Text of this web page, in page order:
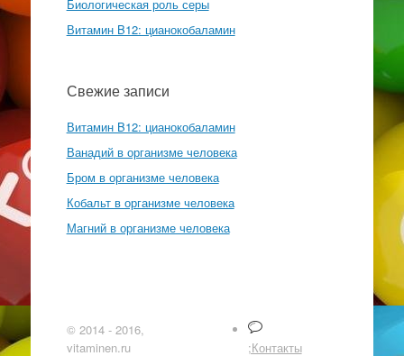
Биологическая роль серы
Витамин B12: цианокобаламин
Свежие записи
Витамин B12: цианокобаламин
Ванадий в организме человека
Бром в организме человека
Кобальт в организме человека
Магний в организме человека
© 2014 - 2016,
vitaminen.ru
;Контакты